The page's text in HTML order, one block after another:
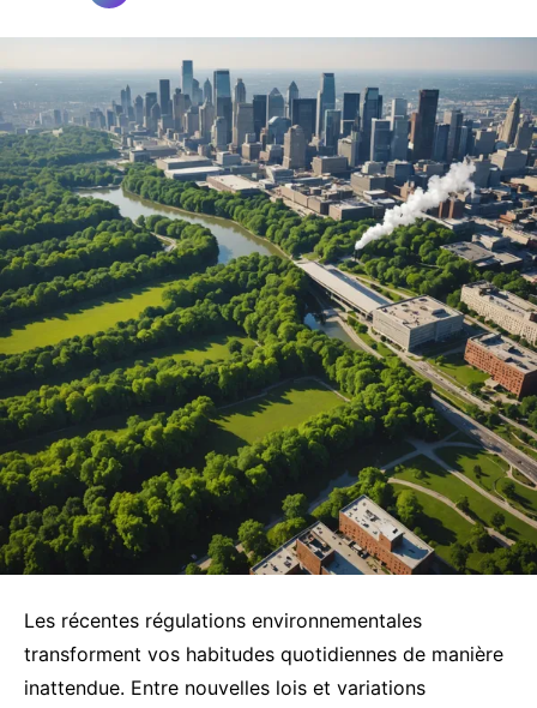
Les récentes régulations environnementales
transforment vos habitudes quotidiennes de manière
inattendue. Entre nouvelles lois et variations